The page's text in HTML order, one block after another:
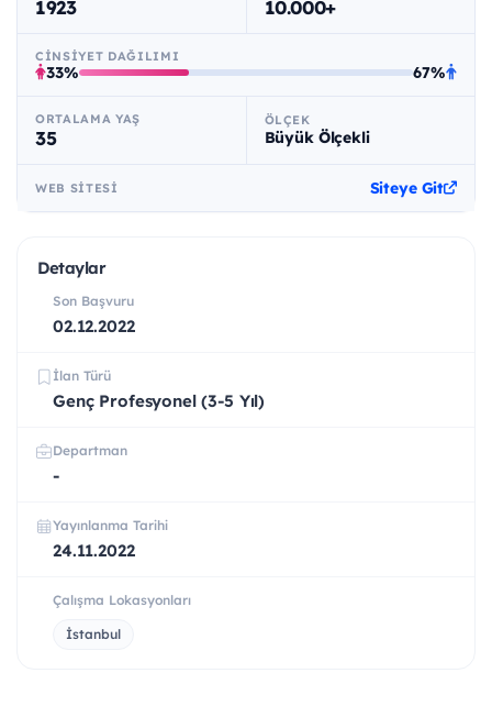
1923 10.000+
CINSIYET DAĞILIMI
33% 67%
ORTALAMA YAŞ
35
ÖLÇEK
Büyük Ölçekli
WEB SITESI Siteye Git
Detaylar
Son Başvuru
02.12.2022
İlan Türü
Genç Profesyonel (3-5 Yıl)
Departman
-
Yayınlanma Tarihi
24.11.2022
Çalışma Lokasyonları
İstanbul